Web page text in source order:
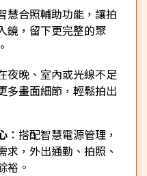
慧合照輔助功能，讓拍
鏡，留下更完整的聚
夜晚、室內或光線不足
多畫面細節，輕鬆拍出
：搭配智慧電源管理，
求，外出通勤、拍照、
裕。